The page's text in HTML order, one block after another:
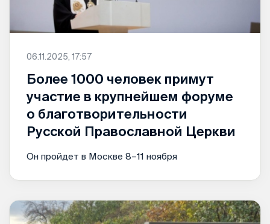
06.11.2025, 17:57
Более 1000 человек примут
участие в крупнейшем форуме
о благотворительности
Русской Православной Церкви
Он пройдет в Москве 8–11 ноября